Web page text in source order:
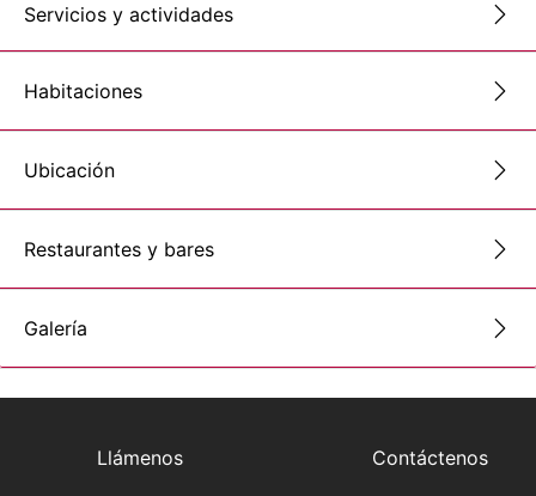
Servicios y actividades
Habitaciones
Ubicación
Restaurantes y bares
Galería
Llámenos Contáctenos